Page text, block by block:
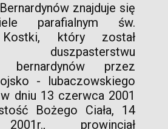
znajduje się
parafialnym św.
Kostki, który został
duszpasterstwu
bernardynów przez
- lubaczowskiego
dniu 13 czerwca 2001
Bożego Ciała, 14
prowincjał